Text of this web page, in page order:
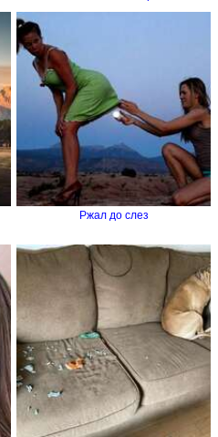
Ржал до слез